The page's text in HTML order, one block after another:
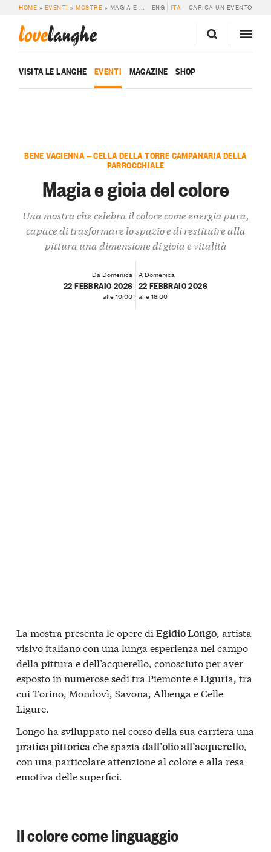
HOME » EVENTI »MOSTRE » MAGIA E GIOIA DEL COLORE ENG ITA CARICA UN EVENTO
lovelanghe
VISITA LE LANGHE EVENTI MAGAZINE SHOP
BENE VAGIENNA — CELLA DELLA TORRE CAMPANARIA DELLA
PARROCCHIALE
Magia e gioia del colore
Una mostra che celebra il colore come energia pura,
capace di trasformare lo spazio e di restituire alla
pittura una dimensione di gioia e vitalità
Da Domenica
22 FEBBRAIO 2026
alle 10:00
A Domenica
22 FEBBRAIO 2026
alle 18:00
La mostra presenta le opere di Egidio Longo, artista
visivo italiano con una lunga esperienza nel campo
della pittura e dell’acquerello, conosciuto per aver
esposto in numerose sedi tra Piemonte e Liguria, tra
cui Torino, Mondovì, Savona, Albenga e Celle
Ligure.
Longo ha sviluppato nel corso della sua carriera una
pratica pittoricache spazia dall’olio all’acquerello,
con una particolare attenzione al colore e alla resa
emotiva delle superfici.
Il colore come linguaggio